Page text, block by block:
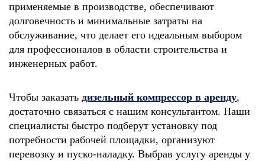
применяемые в производстве, обеспечивают
долговечность и минимальные затраты на
обслуживание, что делает его идеальным выбором
для профессионалов в области строительства и
инженерных работ.
Чтобы заказать дизельный компрессор в аренду,
достаточно связаться с нашим консультантом. Наши
специалисты быстро подберут установку под
потребности рабочей площадки, организуют
перевозку и пуско-наладку. Выбрав услугу аренды у